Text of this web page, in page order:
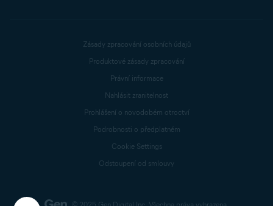
Zásady zpracování osobních údajů
Produktové zásady zpracování
Právní informace
Nahlásit zranitelnost
Prohlášení o novodobém otroctví
Podrobnosti o předplatném
Cookie Settings
Odstoupení od smlouvy